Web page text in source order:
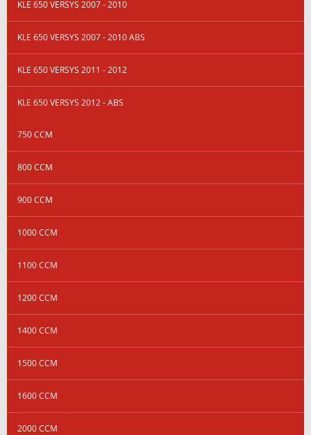
KLE 650 VERSYS 2007 - 2010
KLE 650 VERSYS 2007 - 2010 ABS
KLE 650 VERSYS 2011 - 2012
KLE 650 VERSYS 2012 - ABS
750 CCM
800 CCM
900 CCM
1000 CCM
1100 CCM
1200 CCM
1400 CCM
1500 CCM
1600 CCM
2000 CCM